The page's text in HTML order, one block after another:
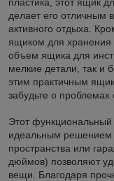
делает его отличным
активного отдыха.
ящиком для
объем ящика для
мелкие детали, так и
этим практичным
забудьте о
Этот
идеальным решением
пространства или
дюймов) позволяют
вещи. Благодаря